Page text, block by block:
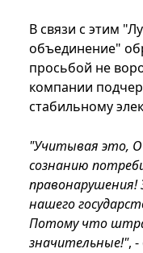
В связи с этим
объединение"
просьбой не
компании
стабильному
"Учитывая это,
сознанию
нашего
Потому что
значительные!",